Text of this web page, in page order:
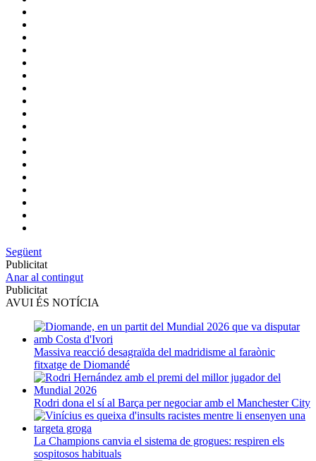
Següent
Publicitat
Anar al contingut
Publicitat
AVUI ÉS NOTÍCIA
Massiva reacció desagraïda del madridisme al faraònic
fitxatge de Diomandé
Rodri dona el sí al Barça per negociar amb el Manchester City
La Champions canvia el sistema de grogues: respiren els
sospitosos habituals